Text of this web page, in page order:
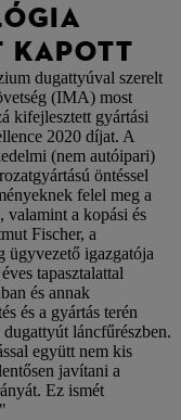
KAPOTT
dugattyúval szerelt
(IMA) most
kifejlesztett gyártási
2020 díjat. A
(nem autóipari)
öntéssel
felel meg a
valamint a kopási és
Fischer, a
igazgatója
tapasztalattal
és annak
és a gyártás terén
láncfűrészben.
együtt nem kis
javítani a
Ez ismét